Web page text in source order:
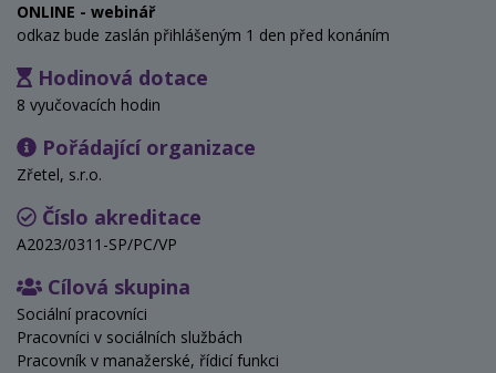
ONLINE - webinář
odkaz bude zaslán přihlášeným 1 den před konáním
Hodinová dotace
8 vyučovacích hodin
Pořádající organizace
Zřetel, s.r.o.
Číslo akreditace
A2023/0311-SP/PC/VP
Cílová skupina
Sociální pracovníci
Pracovníci v sociálních službách
Pracovník v manažerské, řídicí funkci